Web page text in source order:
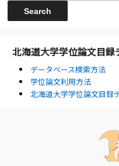
北海道大学学位論文目録
データベース検索方法
学位論文利用方法
北海道大学学位論文目録